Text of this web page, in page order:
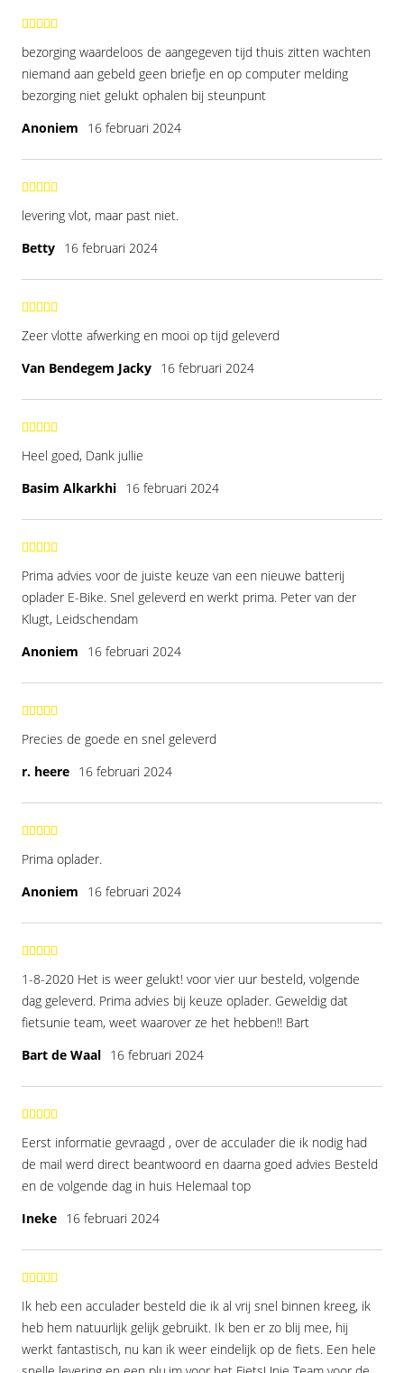
bezorging waardeloos de aangegeven tijd thuis zitten wachten
niemand aan gebeld geen briefje en op computer melding
bezorging niet gelukt ophalen bij steunpunt
Anoniem
16 februari 2024
levering vlot, maar past niet.
Betty 16 februari 2024
Zeer vlotte afwerking en mooi op tijd geleverd
Van Bendegem Jacky 16 februari 2024
Heel goed, Dank jullie
Basim Alkarkhi 16 februari 2024
Prima advies voor de juiste keuze van een nieuwe batterij
oplader E-Bike. Snel geleverd en werkt prima. Peter van der
Klugt, Leidschendam
Anoniem
16 februari 2024
Precies de goede en snel geleverd
r. heere 16 februari 2024
Prima oplader.
Anoniem
16 februari 2024
1-8-2020 Het is weer gelukt! voor vier uur besteld, volgende
dag geleverd. Prima advies bij keuze oplader. Geweldig dat
fietsunie team, weet waarover ze het hebben!! Bart
Bart de Waal 16 februari 2024
Eerst informatie gevraagd , over de acculader die ik nodig had
de mail werd direct beantwoord en daarna goed advies Besteld
en de volgende dag in huis Helemaal top
Ineke 16 februari 2024
Ik heb een acculader besteld die ik al vrij snel binnen kreeg, ik
heb hem natuurlijk gelijk gebruikt. Ik ben er zo blij mee, hij
werkt fantastisch, nu kan ik weer eindelijk op de fiets. Een hele